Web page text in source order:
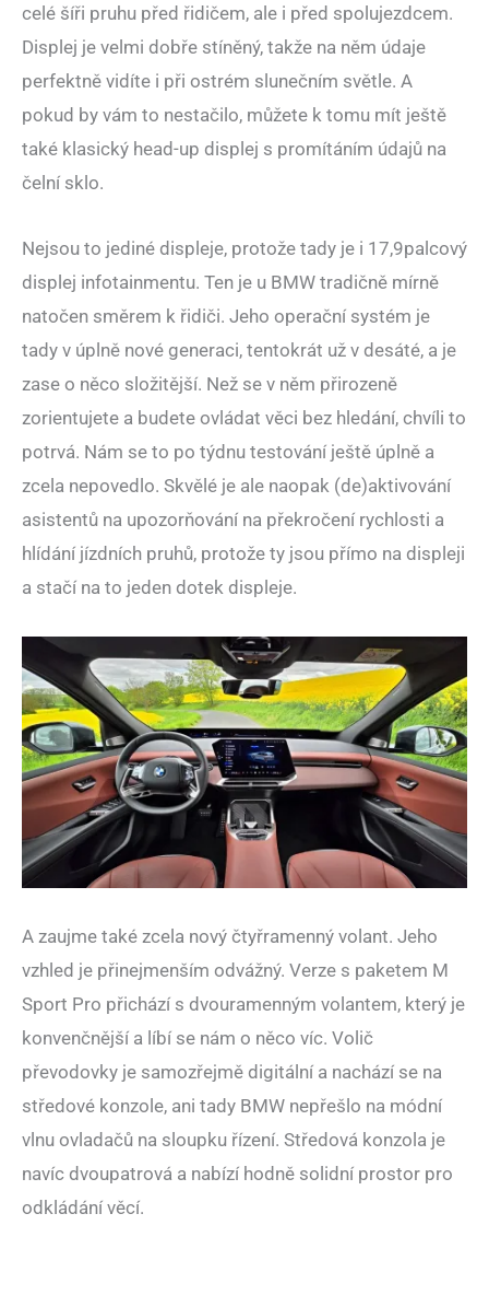
celé šíři pruhu před řidičem, ale i před spolujezdcem.
Displej je velmi dobře stíněný, takže na něm údaje
perfektně vidíte i při ostrém slunečním světle. A
pokud by vám to nestačilo, můžete k tomu mít ještě
také klasický head-up displej s promítáním údajů na
čelní sklo.
Nejsou to jediné displeje, protože tady je i 17,9palcový
displej infotainmentu. Ten je u BMW tradičně mírně
natočen směrem k řidiči. Jeho operační systém je
tady v úplně nové generaci, tentokrát už v desáté, a je
zase o něco složitější. Než se v něm přirozeně
zorientujete a budete ovládat věci bez hledání, chvíli to
potrvá. Nám se to po týdnu testování ještě úplně a
zcela nepovedlo. Skvělé je ale naopak (de)aktivování
asistentů na upozorňování na překročení rychlosti a
hlídání jízdních pruhů, protože ty jsou přímo na displeji
a stačí na to jeden dotek displeje.
A zaujme také zcela nový čtyřramenný volant. Jeho
vzhled je přinejmenším odvážný. Verze s paketem M
Sport Pro přichází s dvouramenným volantem, který je
konvenčnější a líbí se nám o něco víc. Volič
převodovky je samozřejmě digitální a nachází se na
středové konzole, ani tady BMW nepřešlo na módní
vlnu ovladačů na sloupku řízení. Středová konzola je
navíc dvoupatrová a nabízí hodně solidní prostor pro
odkládání věcí.